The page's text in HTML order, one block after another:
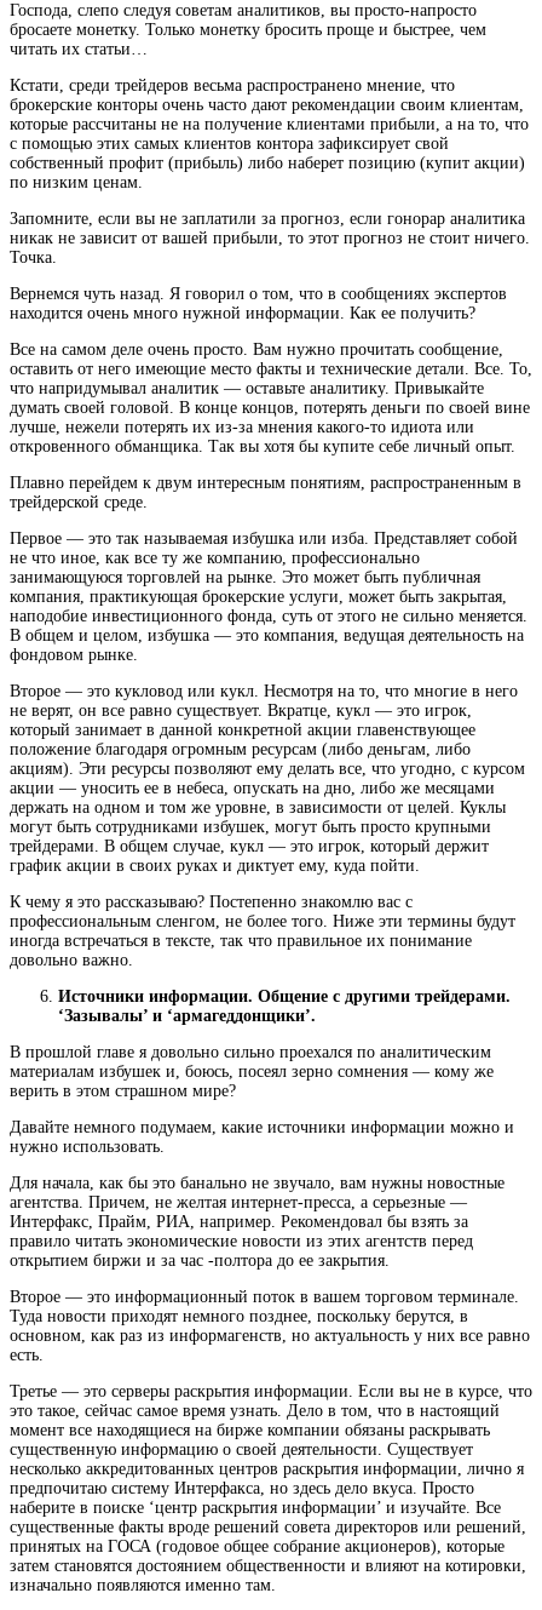
Господа, слепо следуя советам аналитиков, вы просто-напросто
бросаете монетку. Только монетку бросить проще и быстрее, чем
читать их статьи…
Кстати, среди трейдеров весьма распространено мнение, что
брокерские конторы очень часто дают рекомендации своим клиентам,
которые рассчитаны не на получение клиентами прибыли, а на то, что
с помощью этих самых клиентов контора зафиксирует свой
собственный профит (прибыль) либо наберет позицию (купит акции)
по низким ценам.
Запомните, если вы не заплатили за прогноз, если гонорар аналитика
никак не зависит от вашей прибыли, то этот прогноз не стоит ничего.
Точка.
Вернемся чуть назад. Я говорил о том, что в сообщениях экспертов
находится очень много нужной информации. Как ее получить?
Все на самом деле очень просто. Вам нужно прочитать сообщение,
оставить от него имеющие место факты и технические детали. Все. То,
что напридумывал аналитик — оставьте аналитику. Привыкайте
думать своей головой. В конце концов, потерять деньги по своей вине
лучше, нежели потерять их из-за мнения какого-то идиота или
откровенного обманщика. Так вы хотя бы купите себе личный опыт.
Плавно перейдем к двум интересным понятиям, распространенным в
трейдерской среде.
Первое — это так называемая избушка или изба. Представляет собой
не что иное, как все ту же компанию, профессионально
занимающуюся торговлей на рынке. Это может быть публичная
компания, практикующая брокерские услуги, может быть закрытая,
наподобие инвестиционного фонда, суть от этого не сильно меняется.
В общем и целом, избушка — это компания, ведущая деятельность на
фондовом рынке.
Второе — это кукловод или кукл. Несмотря на то, что многие в него
не верят, он все равно существует. Вкратце, кукл — это игрок,
который занимает в данной конкретной акции главенствующее
положение благодаря огромным ресурсам (либо деньгам, либо
акциям). Эти ресурсы позволяют ему делать все, что угодно, с курсом
акции — уносить ее в небеса, опускать на дно, либо же месяцами
держать на одном и том же уровне, в зависимости от целей. Куклы
могут быть сотрудниками избушек, могут быть просто крупными
трейдерами. В общем случае, кукл — это игрок, который держит
график акции в своих руках и диктует ему, куда пойти.
К чему я это рассказываю? Постепенно знакомлю вас с
профессиональным сленгом, не более того. Ниже эти термины будут
иногда встречаться в тексте, так что правильное их понимание
довольно важно.
Источники информации. Общение с другими трейдерами.
‘Зазывалы’ и ‘армагеддонщики’.
В прошлой главе я довольно сильно проехался по аналитическим
материалам избушек и, боюсь, посеял зерно сомнения — кому же
верить в этом страшном мире?
Давайте немного подумаем, какие источники информации можно и
нужно использовать.
Для начала, как бы это банально не звучало, вам нужны новостные
агентства. Причем, не желтая интернет-пресса, а серьезные —
Интерфакс, Прайм, РИА, например. Рекомендовал бы взять за
правило читать экономические новости из этих агентств перед
открытием биржи и за час -полтора до ее закрытия.
Второе — это информационный поток в вашем торговом терминале.
Туда новости приходят немного позднее, поскольку берутся, в
основном, как раз из информагенств, но актуальность у них все равно
есть.
Третье — это серверы раскрытия информации. Если вы не в курсе, что
это такое, сейчас самое время узнать. Дело в том, что в настоящий
момент все находящиеся на бирже компании обязаны раскрывать
существенную информацию о своей деятельности. Существует
несколько аккредитованных центров раскрытия информации, лично я
предпочитаю систему Интерфакса, но здесь дело вкуса. Просто
наберите в поиске ‘центр раскрытия информации’ и изучайте. Все
существенные факты вроде решений совета директоров или решений,
принятых на ГОСА (годовое общее собрание акционеров), которые
затем становятся достоянием общественности и влияют на котировки,
изначально появляются именно там.